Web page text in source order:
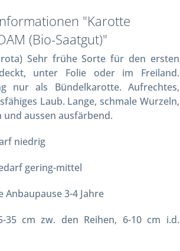
"Karotte
(Bio-Saatgut)"
Sehr frühe Sorte für den ersten
unter Folie oder im Freiland.
nur als Bündelkarotte. Aufrechtes,
Laub. Lange, schmale Wurzeln,
und aussen ausfärbend.
niedrig
gering-mittel
Anbaupause 3-4 Jahre
35 cm zw. den Reihen, 6-10 cm i.d.